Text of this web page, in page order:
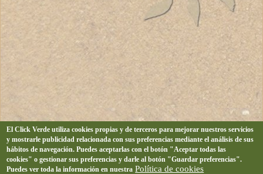
El Click Verde utiliza cookies propias y de terceros para mejorar nuestros servicios
y mostrarle publicidad relacionada con sus preferencias mediante el análisis de sus
hábitos de navegación. Puedes aceptarlas con el botón "Aceptar todas las
cookies" o gestionar sus preferencias y darle al botón "Guardar preferencias".
Puedes ver toda la información en nuestra Política de cookies